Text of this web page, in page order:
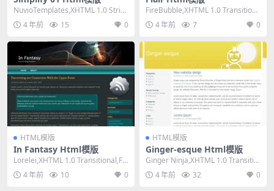
NuvioTemplates,XHTML 1.0 Strict,
Fixed Wi...
4 年前 15 0
FireBubble,XHTML 1.0 Transitiona
l,Fixed ...
4 年前 7 0
HTML模版
In Fantasy Html模版
Lorelei,XHTML 1.0 Transitional,Fix
ed Wid...
4 年前 10 0
HTML模版
Ginger-esque Html模版
Ginger Ninja,XHTML 1.0 Transitio
nal,Fixe...
4 年前 32 0